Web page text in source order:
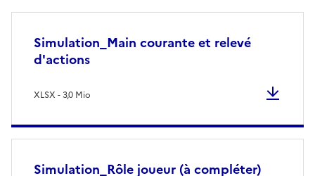
Simulation_Main courante et relevé
d'actions
XLSX - 3,0 Mio
Simulation_Rôle joueur (à compléter)